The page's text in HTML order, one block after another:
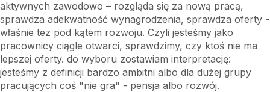
aktywnych zawodowo – rozgląda się za nową pracą,
sprawdza adekwatność wynagrodzenia, sprawdza oferty -
właśnie tez pod kątem rozwoju. Czyli jesteśmy jako
pracownicy ciągle otwarci, sprawdzimy, czy ktoś nie ma
lepszej oferty. do wyboru zostawiam interpretację:
jesteśmy z definicji bardzo ambitni albo dla dużej grupy
pracujących coś "nie gra" - pensja albo rozwój.